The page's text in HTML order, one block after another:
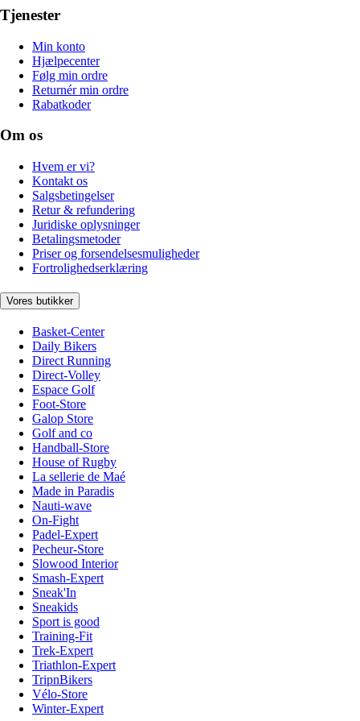
Tjenester
Min konto
Hjælpecenter
Følg min ordre
Returnér min ordre
Rabatkoder
Om os
Hvem er vi?
Kontakt os
Salgsbetingelser
Retur & refundering
Juridiske oplysninger
Betalingsmetoder
Priser og forsendelsesmuligheder
Fortrolighedserklæring
Vores butikker
Basket-Center
Daily Bikers
Direct Running
Direct-Volley
Espace Golf
Foot-Store
Galop Store
Golf and co
Handball-Store
House of Rugby
La sellerie de Maé
Made in Paradis
Nauti-wave
On-Fight
Padel-Expert
Pecheur-Store
Slowood Interior
Smash-Expert
Sneak'In
Sneakids
Sport is good
Training-Fit
Trek-Expert
Triathlon-Expert
TripnBikers
Vélo-Store
Winter-Expert